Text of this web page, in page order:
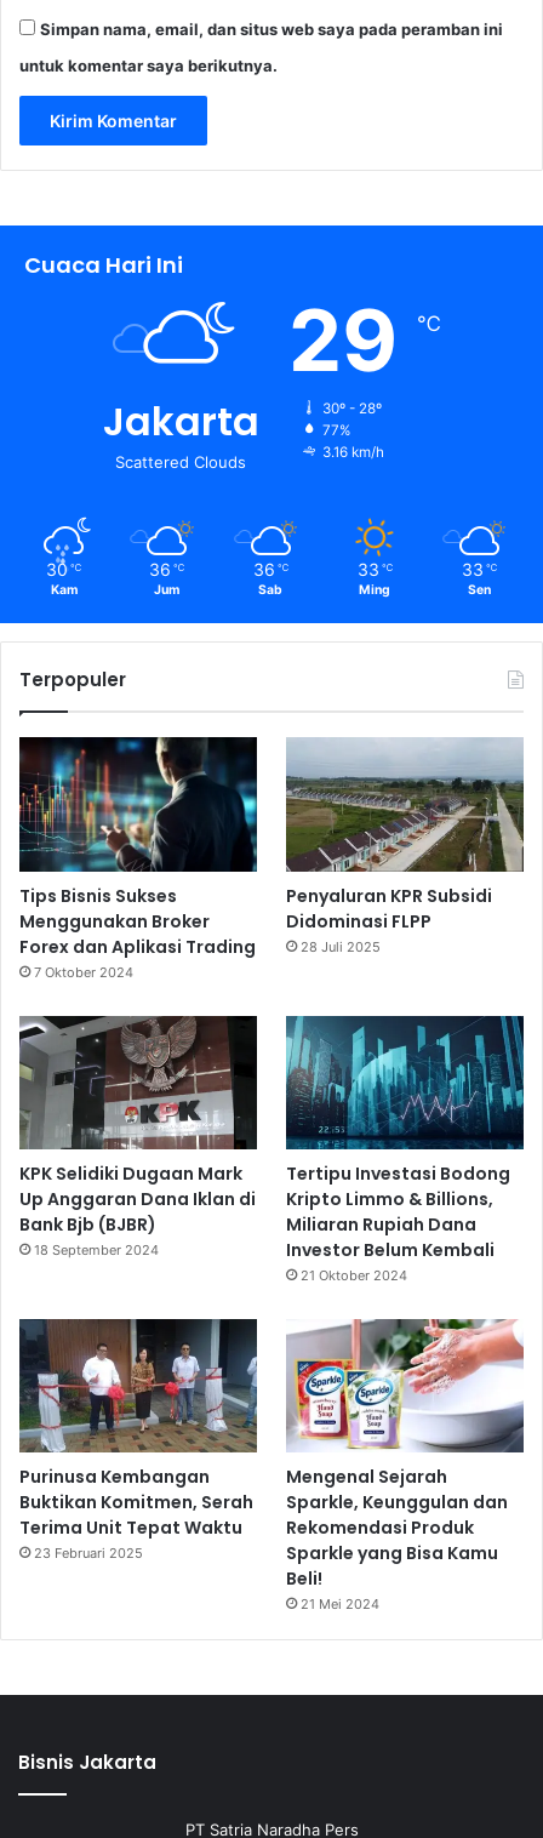
Simpan nama, email, dan situs web saya pada peramban ini
untuk komentar saya berikutnya.
Cuaca Hari Ini
Jakarta
Scattered Clouds
29 ℃
30º - 28º
77%
3.16 km/h
30 ℃
Kam
36 ℃
Jum
36 ℃
Sab
33 ℃
Ming
33 ℃
Sen
Terpopuler
Tips Bisnis Sukses
Menggunakan Broker
Forex dan Aplikasi Trading
7 Oktober 2024
Penyaluran KPR Subsidi
Didominasi FLPP
28 Juli 2025
KPK Selidiki Dugaan Mark
Up Anggaran Dana Iklan di
Bank Bjb (BJBR)
18 September 2024
Tertipu Investasi Bodong
Kripto Limmo & Billions,
Miliaran Rupiah Dana
Investor Belum Kembali
21 Oktober 2024
Purinusa Kembangan
Buktikan Komitmen, Serah
Terima Unit Tepat Waktu
23 Februari 2025
Mengenal Sejarah
Sparkle, Keunggulan dan
Rekomendasi Produk
Sparkle yang Bisa Kamu
Beli!
21 Mei 2024
Bisnis Jakarta
PT Satria Naradha Pers